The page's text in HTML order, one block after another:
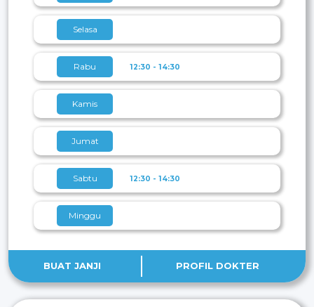
Selasa
Rabu 12:30 - 14:30
Kamis
Jumat
Sabtu 12:30 - 14:30
Minggu
BUAT JANJI PROFIL DOKTER